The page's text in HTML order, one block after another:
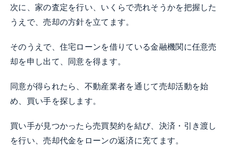
次に、家の査定を行い、いくらで売れそうかを把握した
うえで、売却の方針を立てます。
そのうえで、住宅ローンを借りている金融機関に任意売
却を申し出て、同意を得ます。
同意が得られたら、不動産業者を通じて売却活動を始
め、買い手を探します。
買い手が見つかったら売買契約を結び、決済・引き渡し
を行い、売却代金をローンの返済に充てます。